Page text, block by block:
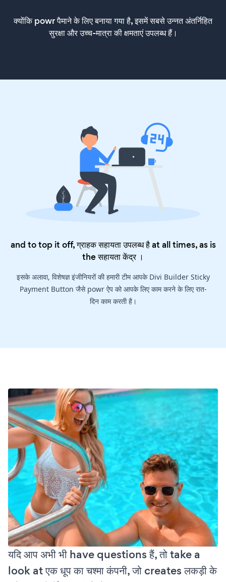
क्योंकि powr पैमाने के लिए बनाया गया है, इसमें सबसे उन्नत अंतर्निहित
सुरक्षा और उच्च-मात्रा की क्षमताएं उपलब्ध हैं।
and to top it off, ग्राहक सहायता उपलब्ध है at all times, as is
theसहायता केंद्र।
इसके अलावा, विशेषज्ञ इंजीनियरों की हमारी टीम आपके Divi Builder Sticky
Payment Button जैसे powr ऐप को आपके लिए काम करने के लिए रात-
दिन काम करती है।
यदि आप अभी भी have questions हैं, तो take a
look at एक धूप का चश्मा कंपनी, जो creates लकड़ी के